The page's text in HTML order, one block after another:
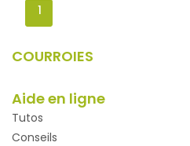
1
COURROIES
Aide en ligne
Tutos
Conseils